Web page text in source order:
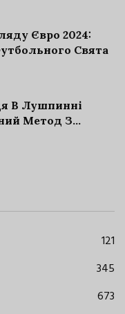
Євро 2024:
Свята
В Лушпинні
Метод З
121
345
673